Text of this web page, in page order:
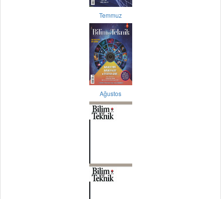
Temmuz
Ağustos